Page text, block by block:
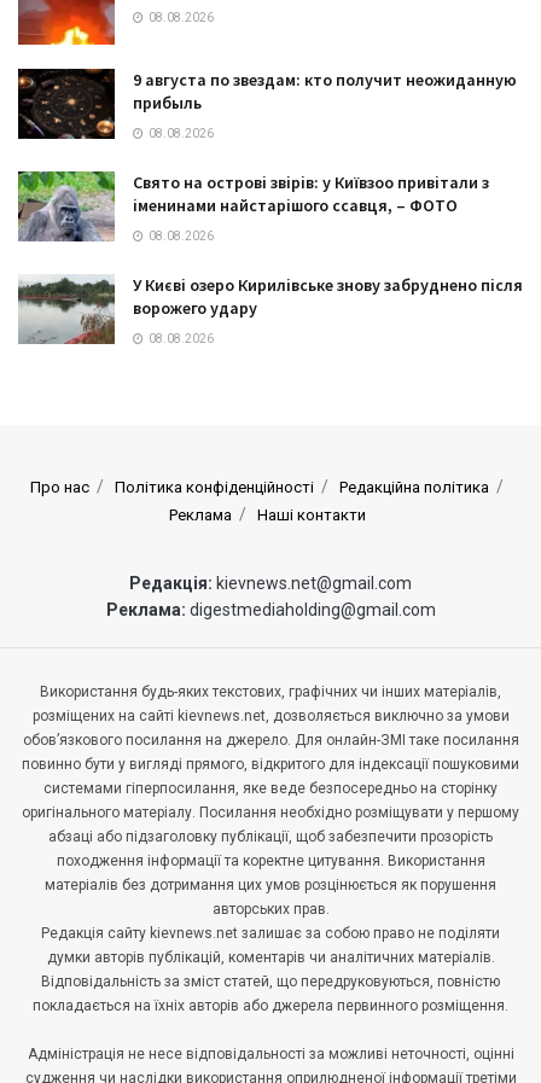
08.08.2026
9 августа по звездам: кто получит неожиданную
прибыль
08.08.2026
Свято на острові звірів: у Київзоо привітали з
іменинами найстарішого ссавця, – ФОТО
08.08.2026
У Києві озеро Кирилівське знову забруднено після
ворожего удару
08.08.2026
Про нас Політика конфіденційності
Редакційна політика
Реклама
Наші контакти
Редакція: kievnews.net@gmail.com
Реклама: digestmediaholding@gmail.com
Використання будь-яких текстових, графічних чи інших матеріалів,
розміщених на сайті kievnews.net, дозволяється виключно за умови
обов’язкового посилання на джерело. Для онлайн-ЗМІ таке посилання
повинно бути у вигляді прямого, відкритого для індексації пошуковими
системами гіперпосилання, яке веде безпосередньо на сторінку
оригінального матеріалу. Посилання необхідно розміщувати у першому
абзаці або підзаголовку публікації, щоб забезпечити прозорість
походження інформації та коректне цитування. Використання
матеріалів без дотримання цих умов розцінюється як порушення
авторських прав.
Редакція сайту kievnews.net залишає за собою право не поділяти
думки авторів публікацій, коментарів чи аналітичних матеріалів.
Відповідальність за зміст статей, що передруковуються, повністю
покладається на їхніх авторів або джерела первинного розміщення.
Адміністрація не несе відповідальності за можливі неточності, оцінні
судження чи наслідки використання оприлюдненої інформації третіми